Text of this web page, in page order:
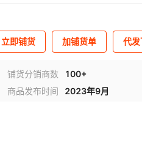
库存30双
库存30双
立即铺货 加铺货单 代
铺货分销商数
100+
商品发布时间 2023年9月